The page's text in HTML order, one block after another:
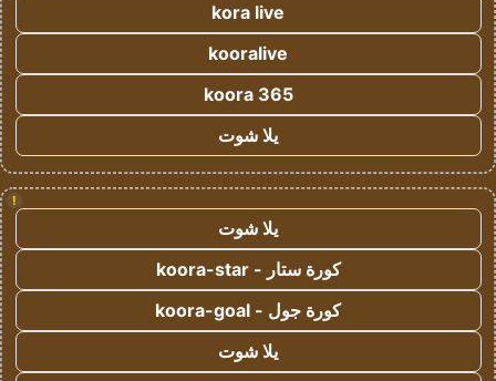
kora live
kooralive
koora 365
يلا شوت
!
يلا شوت
كورة ستار - koora-star
كورة جول - koora-goal
يلا شوت